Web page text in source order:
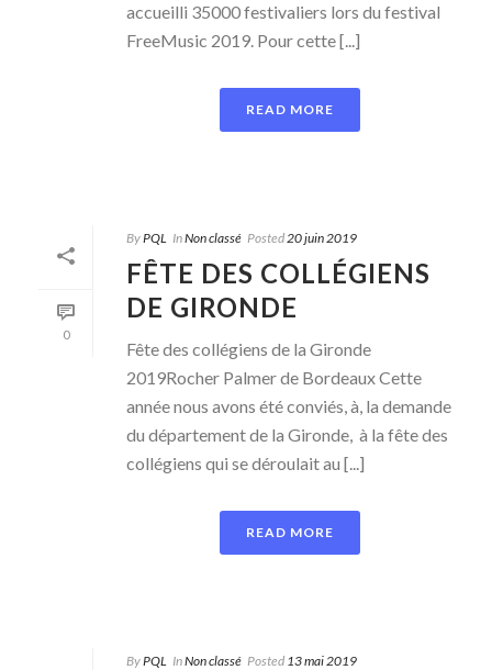
accueilli 35000 festivaliers lors du festival
FreeMusic 2019. Pour cette [...]
READ MORE
0
ByPQL InNon classé Posted20 juin 2019
FÊTE DES COLLÉGIENS
DE GIRONDE
Fête des collégiens de la Gironde
2019Rocher Palmer de Bordeaux Cette
année nous avons été conviés, à, la demande
du département de la Gironde, à la fête des
collégiens qui se déroulait au [...]
READ MORE
ByPQL InNon classé Posted 13 mai 2019